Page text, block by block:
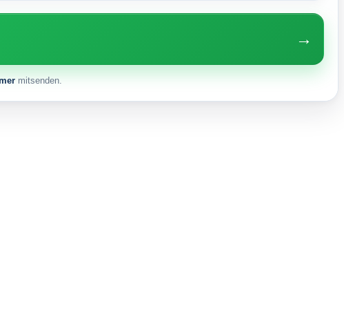
→
mitsenden.